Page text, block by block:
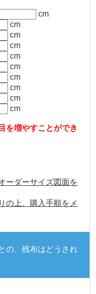
cm
cm
cm
cm
cm
cm
cm
cm
cm
cm
を増やすことができ
ーダーサイズ図面を
の上、購入手順をメ
の、残布はどうされ